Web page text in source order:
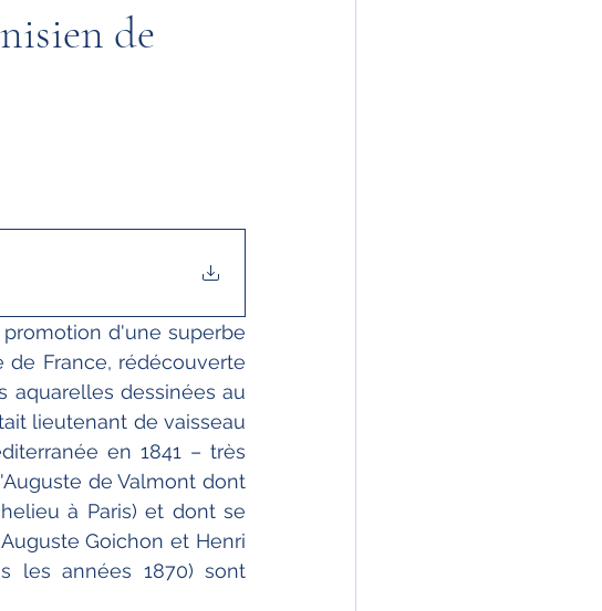
de
d'une superbe
France, rédécouverte
aquarelles dessinées au
lieutenant de vaisseau
en 1841 – très
de Valmont dont
à Paris) et dont se
Goichon et Henri
les années 1870) sont